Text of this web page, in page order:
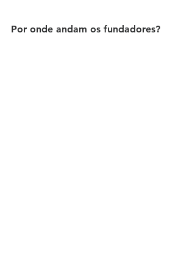
Por onde andam os fundadores?